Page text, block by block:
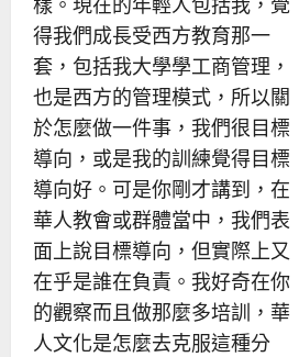
得我們成長受西方教育那一
套，包括我大學學工商管理，
也是西方的管理模式，所以關
於怎麼做一件事，我們很目標
導向，或是我的訓練覺得目標
導向好。可是你剛才講到，在
華人教會或群體當中，我們表
面上說目標導向，但實際上又
在乎是誰在負責。我好奇在你
的觀察而且做那麼多培訓，華
人文化是怎麼去克服這種分